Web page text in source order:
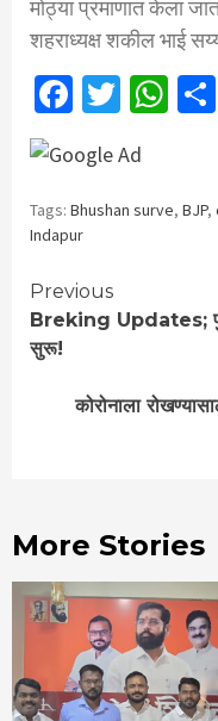
मोठ्या प्रमाणात केला
शहराध्यक्ष शकील भाई
Facebook
Twitter
Tags: Bhushan surve, BJP,
Indapur
Continue
Reading
Previous
Breking Updates;
सुरू!
कोरोनाला
More Stories